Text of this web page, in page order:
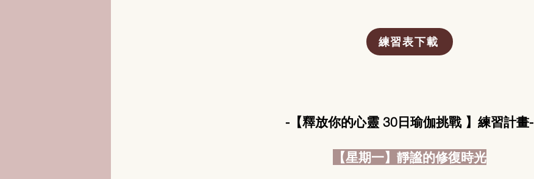
練習表下載
-【釋放你的心靈 30日瑜伽挑戰 】練習計畫-
【星期一】靜謐的修復時光